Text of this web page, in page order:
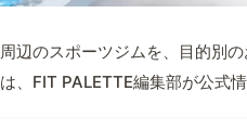
辺のスポーツジムを、目的別
、FIT PALETTE編集部が公式